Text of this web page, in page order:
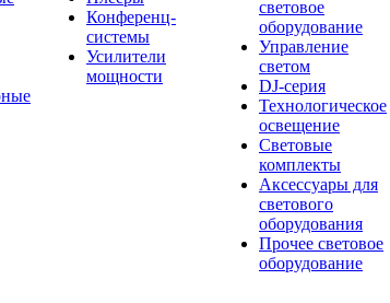
Конференц-
системы
Усилители
мощности
световое
оборудование
Управление
светом
DJ-серия
Технологическое
освещение
Световые
комплекты
Аксессуары для
светового
оборудования
Прочее световое
оборудование